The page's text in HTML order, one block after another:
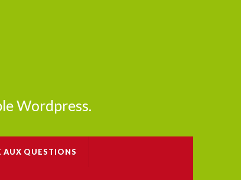
Wordpress.
AUX QUESTIONS